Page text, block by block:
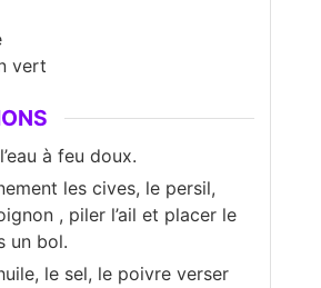
vert
à feu doux.
les cives, le persil,
, piler l’ail et placer le
un bol.
le sel, le poivre verser